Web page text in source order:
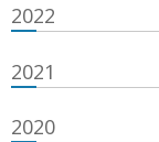
2022
2021
2020